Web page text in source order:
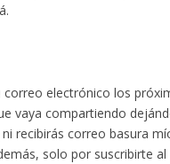
correo electrónico los
vaya compartiendo
recibirás correo basura
solo por suscribirte al